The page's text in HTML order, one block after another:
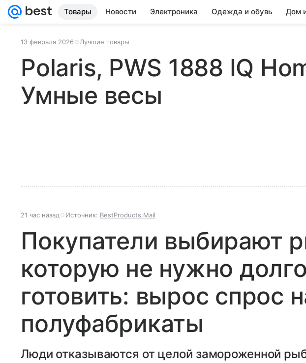
Товары Новости Электроника Одежда и обувь Дом
13 февраля 2026 Лучшие товары
Polaris, PWS 1888 IQ
Умные весы
21 час назад Источник: BestProducts Mail
Покупатели выбирают
которую не нужно долго
готовить: вырос спрос
полуфабрикаты
Люди отказываются от целой замороженной